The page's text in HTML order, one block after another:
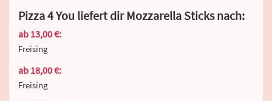
Pizza 4 You liefert dir Mozzarella Sticks nach:
ab 13,00 €:
Freising
ab 18,00 €:
Freising